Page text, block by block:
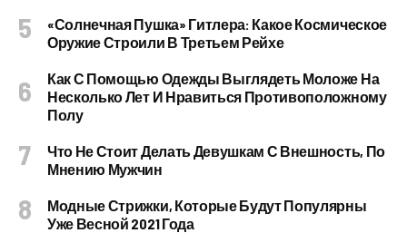
«Солнечная Пушка» Гитлера: Какое Космическое
Оружие Строили В Третьем Рейхе
Как С Помощью Одежды Выглядеть Моложе На
Несколько Лет И Нравиться Противоположному
Полу
Что Не Стоит Делать Девушкам С Внешность, По
Мнению Мужчин
Модные Стрижки, Которые Будут Популярны
Уже Весной 2021 Года